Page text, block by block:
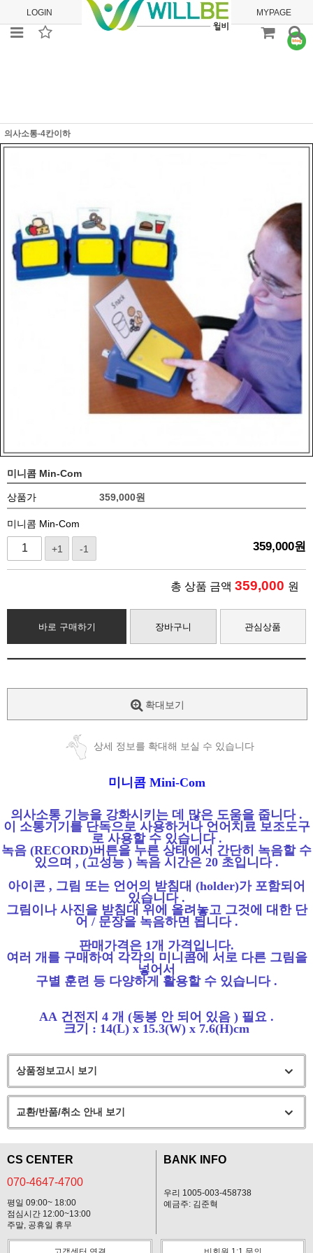
LOGIN JOIN ORDER MYPAGE
의사소통-4칸이하
미니콤 Min-Com
상품가 359,000원
미니콤 Min-Com
+1 -1 359,000원
총 상품 금액 359,000 원
바로 구매하기 장바구니 관심상품
확대보기
상세 정보를 확대해 보실 수 있습니다
미니콤 Mini-Com
의사소통 기능을 강화시키는 데 많은 도움을 줍니다 .
이 소통기기를 단독으로 사용하거나 언어치료 보조도구
로 사용할 수 있습니다 .
녹음 (RECORD)버튼을 누른 상태에서 간단히 녹음할 수
있으며 , (고성능 ) 녹음 시간은 20 초입니다 .
아이콘 , 그림 또는 언어의 받침대 (holder)가 포함되어
있습니다 .
그림이나 사진을 받침대 위에 올려놓고 그것에 대한 단
어 / 문장을 녹음하면 됩니다 .
판매가격은 1개 가격입니다.
여러 개를 구매하여 각각의 미니콤에 서로 다른 그림을
넣어서
구별 훈련 등 다양하게 활용할 수 있습니다 .
AA 건전지 4 개 (동봉 안 되어 있음 ) 필요 .
크기 : 14(L) x 15.3(W) x 7.6(H)cm
상품정보고시 보기
교환/반품/취소 안내 보기
CS CENTER
070-4647-4700
평일 09:00~ 18:00
점심시간 12:00~13:00
주말, 공휴일 휴무
BANK INFO
우리 1005-003-458738
예금주: 김준혁